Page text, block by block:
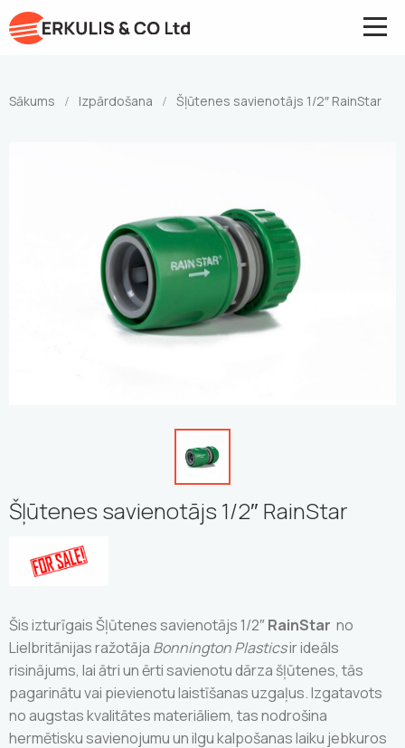
Sākums / Izpārdošana / Šļūtenes savienotājs 1/2″ RainStar
Šļūtenes savienotājs 1/2″ RainStar
Šis izturīgais Šļūtenes savienotājs 1/2″RainStar no
Lielbritānijas ražotāja Bonnington Plasticsir ideāls
risinājums, lai ātri un ērti savienotu dārza šļūtenes, tās
pagarinātu vai pievienotu laistīšanas uzgaļus. Izgatavots
no augstas kvalitātes materiāliem, tas nodrošina
hermētisku savienojumu un ilgu kalpošanas laiku jebkuros